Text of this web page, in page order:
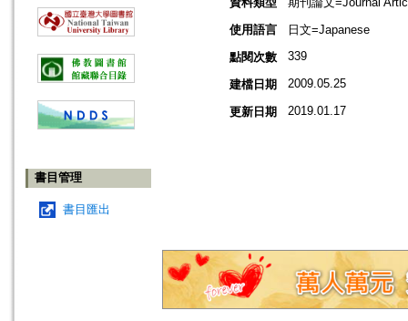
書目管理
書目匯出
使用語言
日文=Japanese
點閱次數
339
建檔日期 2009.05.25
更新日期 2019.01.17